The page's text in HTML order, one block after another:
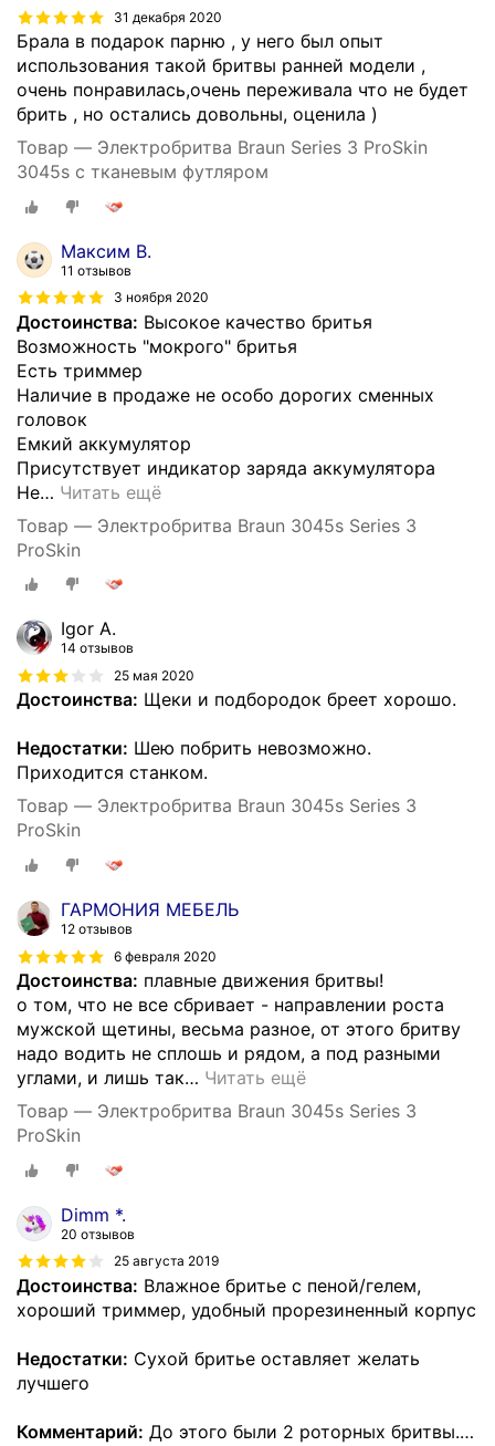
31 декабря 2020
Брала в подарок парню , у него был опыт
использования такой бритвы ранней модели ,
очень понравилась,очень переживала что не будет
брить , но остались довольны, оценила )
Товар — Электробритва Braun Series 3 ProSkin
3045s с тканевым футляром
Максим В.
11 отзывов
3 ноября 2020
Достоинства: Высокое качество бритья
Возможность "мокрого" бритья
Есть триммер
Наличие в продаже не особо дорогих сменных
головок
Емкий аккумулятор
Присутствует индикатор заряда аккумулятора
Не… Читать ещё
Товар — Электробритва Braun 3045s Series 3
ProSkin
Igor A.
14 отзывов
25 мая 2020
Достоинства: Щеки и подбородок бреет хорошо.
Недостатки: Шею побрить невозможно.
Приходится станком.
Товар — Электробритва Braun 3045s Series 3
ProSkin
ГАРМОНИЯ МЕБЕЛЬ
12 отзывов
6 февраля 2020
Достоинства: плавные движения бритвы!
о том, что не все сбривает - направлении роста
мужской щетины, весьма разное, от этого бритву
надо водить не сплошь и рядом, а под разными
углами, и лишь так… Читать ещё
Товар — Электробритва Braun 3045s Series 3
ProSkin
Dimm *.
20 отзывов
25 августа 2019
Достоинства: Влажное бритье с пеной/гелем,
хороший триммер, удобный прорезиненный корпус
Недостатки: Сухой бритье оставляет желать
лучшего
Комментарий: До этого были 2 роторных бритвы.…